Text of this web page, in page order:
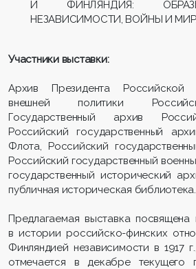
И ФИНЛЯНДИЯ:
НЕЗАВИСИМОСТИ, ВОЙНЫ И
Участники выставки:
Архив Президента Российской
внешней политики
Государственный архив
Российский государственный
Флота, Российский
Российский государственный
государственный исторический
публичная историческая библиотека.
Предлагаемая выставка
в истории российско-финских
Финляндией независимости в 1917
отмечается в декабре текущего